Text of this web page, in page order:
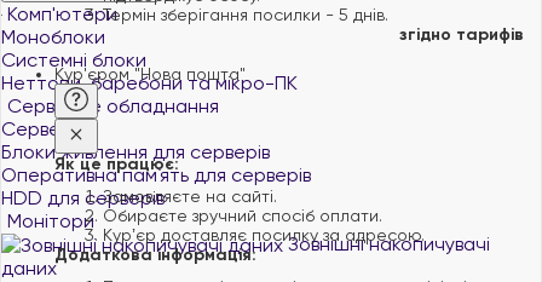
Комп'ютери
Моноблоки
Системні блоки
Неттопи, баребони та мікро-ПК
Серверне обладнання
Сервери
Блоки живлення для серверів
Оперативна пам`ять для серверів
HDD для серверів
Монітори
Зовнішні накопичувачі
даних
Термін зберігання посилки - 5 днів.
згідно тарифів
Кур'єром "Нова пошта"
Як це працює:
Замовляєте на сайті.
Обираєте зручний спосіб оплати.
Курʼєр доставляє посилку за адресою.
Додаткова інформація: